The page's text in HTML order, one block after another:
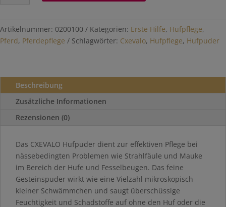
Artikelnummer: 0200100 Kategorien: Erste Hilfe, Hufpflege,
Pferd, Pferdepflege Schlagwörter: Cxevalo, Hufpflege, Hufpuder
Beschreibung
Zusätzliche Informationen
Rezensionen (0)
Das CXEVALO Hufpuder dient zur effektiven Pflege bei
nässebedingten Problemen wie Strahlfäule und Mauke
im Bereich der Hufe und Fesselbeugen. Das feine
Gesteinspuder wirkt wie eine Vielzahl mikroskopisch
kleiner Schwämmchen und saugt überschüssige
Feuchtigkeit und Schadstoffe auf ohne den Huf oder die